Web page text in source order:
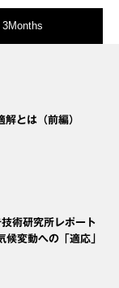
3Months
とは（前編）
術研究所レポート
変動への「適応」